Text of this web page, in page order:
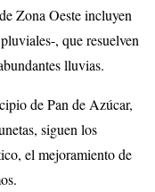
Zona Oeste incluyen
, que resuelven
lluvias.
de Pan de Azúcar,
siguen los
el mejoramiento de